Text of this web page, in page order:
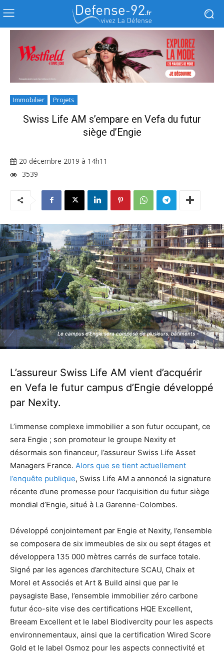
Immobilier Projets
Swiss Life AM s’empare en Vefa du futur
siège d’Engie
20 décembre 2019 à 14h11
3539
Le campus d'Engie sera composé de plusieurs. bâtiments -
DR
Le campus d'Engie sera composé de plusieurs. bâtiments -
DR
L’assureur Swiss Life AM vient d’acquérir
en Vefa le futur campus d’Engie développé
par Nexity.
L’immense complexe immobilier a son futur occupant, ce
sera Engie ; son promoteur le groupe Nexity et
désormais son financeur, l’assureur Swiss Life Asset
Managers France. Alors que se tient actuellement
l’enquête publique, Swiss Life AM a annoncé la signature
récente d’une promesse pour l’acquisition du futur siège
mondial d’Engie, situé à La Garenne-Colombes.
Développé conjointement par Engie et Nexity, l’ensemble
se composera de six immeubles de six ou sept étages et
développera 135 000 mètres carrés de surface totale.
Signé par les agences d’architecture SCAU, Chaix et
Morel et Associés et Art & Build ainsi que par le
paysagiste Base, l’ensemble immobilier zéro carbone
futur éco-site vise des certifications HQE Excellent,
Breeam Excellent et le label Biodivercity pour les aspects
environnementaux, ainsi que la certification Wired Score
Gold et le label Osmoz pour les aspects connectivité et